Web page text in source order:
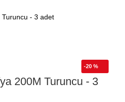
-20 %
200M Turuncu - 3